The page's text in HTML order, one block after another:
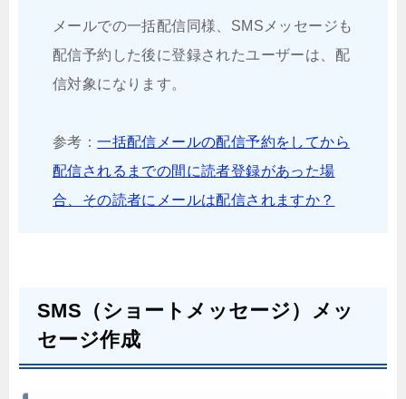
メールでの一括配信同様、SMSメッセージも
配信予約した後に登録されたユーザーは、配
信対象になります。
参考：一括配信メールの配信予約をしてから
配信されるまでの間に読者登録があった場
合、その読者にメールは配信されますか？
SMS（ショートメッセージ）メッ
セージ作成